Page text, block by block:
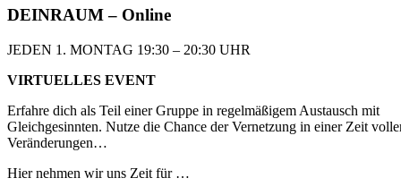
DEINRAUM– Online
JEDEN 1. MONTAG 19:30 – 20:30 UHR​
VIRTUELLES EVENT
Erfahre dich als Teil einer Gruppe in regelmäßigem Austausch mit
Gleichgesinnten. Nutze die Chance der Vernetzung in einer Zeit
Veränderungen…
Hier nehmen wir uns Zeit für …